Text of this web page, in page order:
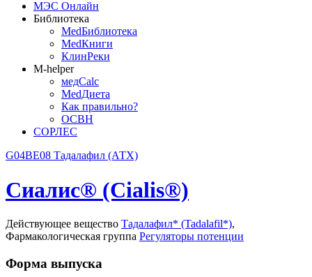
МЭС Онлайн
Библиотека
MedБиблиотека
MedКниги
КлинРеки
M-helper
медCalc
MedДиета
Как правильно?
ОСВН
СОРЛЕС
G04BE08 Тадалафил (АТХ)
Сиалис® (Cialis®)
Действующее вещество Тадалафил* (Tadalafil*),
Фармакологическая группа Регуляторы потенции
Форма выпуска